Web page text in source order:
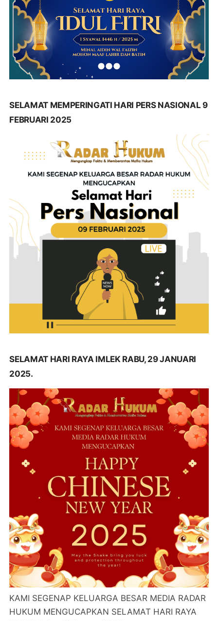
SELAMAT MEMPERINGATI HARI PERS NASIONAL 9
FEBRUARI 2025
SELAMAT HARI RAYA IMLEK RABU, 29 JANUARI
2025.
KAMI SEGENAP KELUARGA BESAR MEDIA RADAR
HUKUM MENGUCAPKAN SELAMAT HARI RAYA